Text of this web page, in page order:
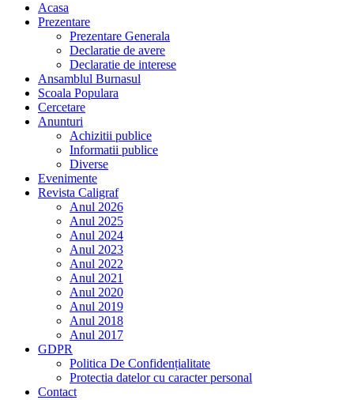
Acasa
Prezentare
Prezentare Generala
Declaratie de avere
Declaratie de interese
Ansamblul Burnasul
Scoala Populara
Cercetare
Anunturi
Achizitii publice
Informatii publice
Diverse
Evenimente
Revista Caligraf
Anul 2026
Anul 2025
Anul 2024
Anul 2023
Anul 2022
Anul 2021
Anul 2020
Anul 2019
Anul 2018
Anul 2017
GDPR
Politica De Confidențialitate
Protectia datelor cu caracter personal
Contact